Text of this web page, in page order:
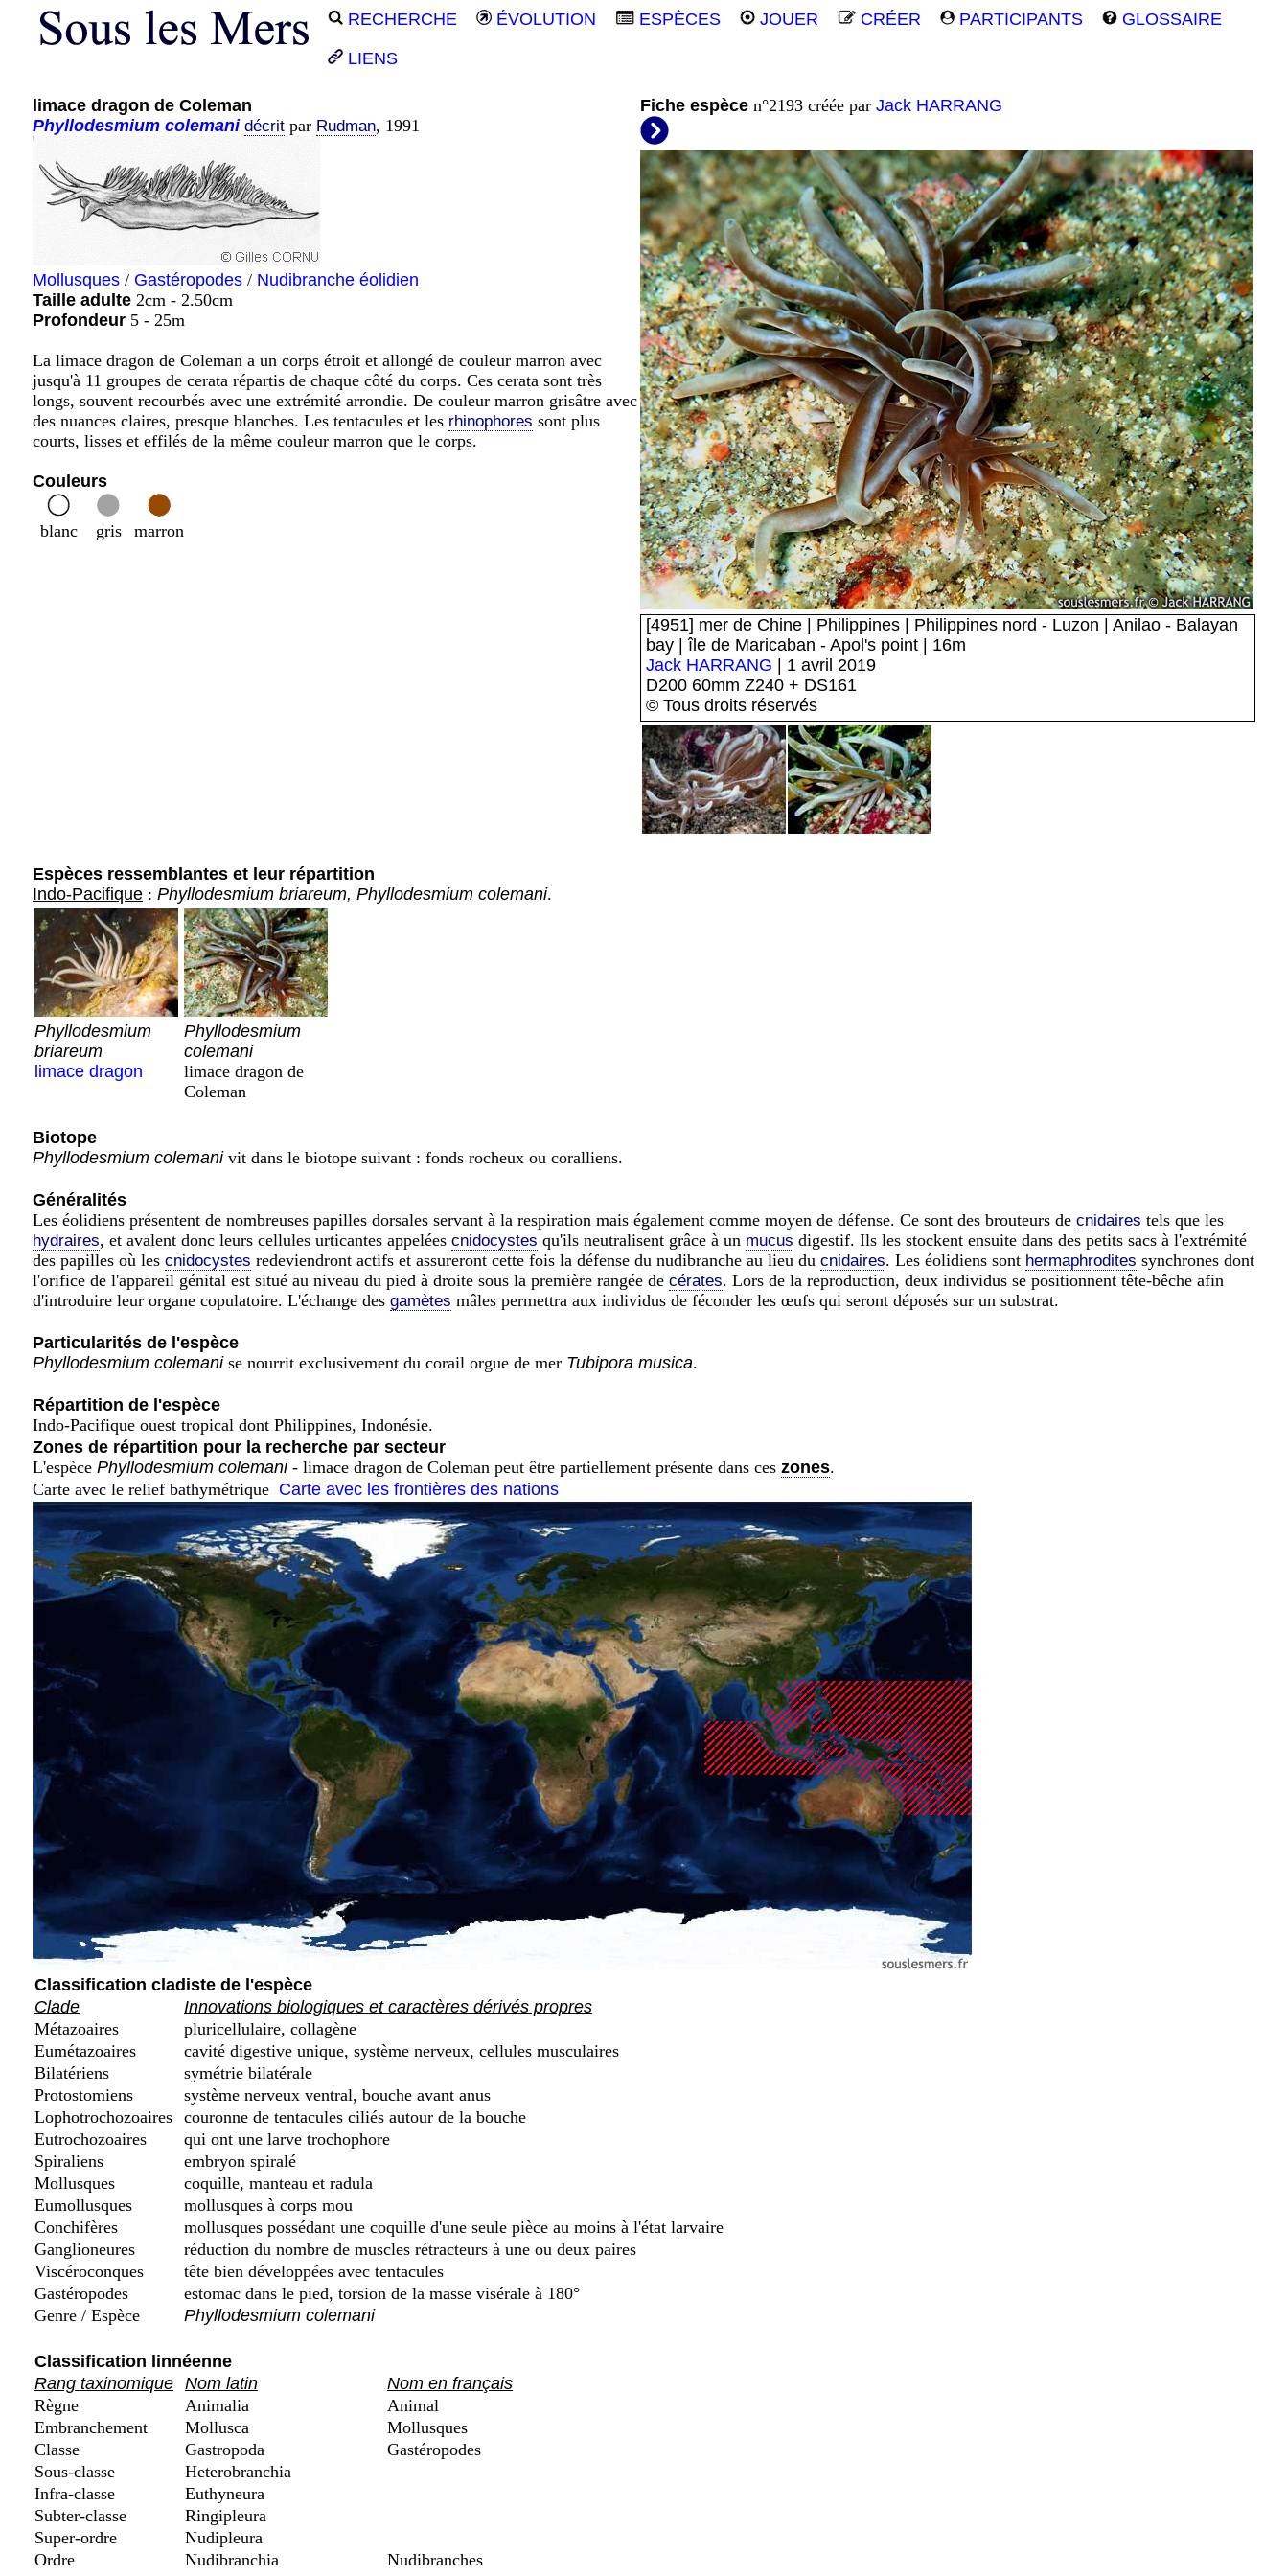
RECHERCHE ÉVOLUTION ESPÈCES JOUER CRÉER PARTICIPANTS GLOSSAIRE
LIENS
limace dragon de Coleman
Phyllodesmium colemani décrit par Rudman, 1991
Mollusques / Gastéropodes / Nudibranche éolidien
Taille adulte 2cm - 2.50cm
Profondeur 5 - 25m
La limace dragon de Coleman a un corps étroit et allongé de couleur marron avec
jusqu'à 11 groupes de cerata répartis de chaque côté du corps. Ces cerata sont très
longs, souvent recourbés avec une extrémité arrondie. De couleur marron grisâtre avec
des nuances claires, presque blanches. Les tentacules et les rhinophores sont plus
courts, lisses et effilés de la même couleur marron que le corps.
Couleurs
blanc gris marron
Fiche espèce n°2193 créée par Jack HARRANG
[4951] mer de Chine | Philippines | Philippines nord - Luzon | Anilao - Balayan
bay | île de Maricaban - Apol's point | 16m
Jack HARRANG | 1 avril 2019
D200 60mm Z240 + DS161
© Tous droits réservés
Espèces ressemblantes et leur répartition
Indo-Pacifique : Phyllodesmium briareum, Phyllodesmium colemani.
Phyllodesmium
briareum
limace dragon
Phyllodesmium
colemani
limace dragon de
Coleman
Biotope
Phyllodesmium colemanivit dans le biotope suivant : fonds rocheux ou coralliens.
Généralités
Les éolidiens présentent de nombreuses papilles dorsales servant à la respiration mais également comme moyen de défense. Ce sont des brouteurs de cnidaires tels que les
hydraires, et avalent donc leurs cellules urticantes appelées cnidocystes qu'ils neutralisent grâce à un mucus digestif. Ils les stockent ensuite dans des petits sacs à l'extrémité
des papilles où les cnidocystes redeviendront actifs et assureront cette fois la défense du nudibranche au lieu du cnidaires. Les éolidiens sont hermaphrodites synchrones dont
l'orifice de l'appareil génital est situé au niveau du pied à droite sous la première rangée de cérates. Lors de la reproduction, deux individus se positionnent tête-bêche afin
d'introduire leur organe copulatoire. L'échange des gamètes mâles permettra aux individus de féconder les œufs qui seront déposés sur un substrat.
Particularités de l'espèce
Phyllodesmium colemanise nourrit exclusivement du corail orgue de mer Tubipora musica.
Répartition de l'espèce
Indo-Pacifique ouest tropical dont Philippines, Indonésie.
Zones de répartition pour la recherche par secteur
L'espèce Phyllodesmium colemani- limace dragon de Coleman peut être partiellement présente dans ces zones.
Carte avec le relief bathymétrique Carte avec les frontières des nations
Classification cladiste de l'espèce
Clade
Innovations biologiques et caractères dérivés propres
Métazoaires
pluricellulaire, collagène
Eumétazoaires
cavité digestive unique, système nerveux, cellules musculaires
Bilatériens
symétrie bilatérale
Protostomiens
système nerveux ventral, bouche avant anus
Lophotrochozoaires couronne de tentacules ciliés autour de la bouche
Eutrochozoaires
qui ont une larve trochophore
Spiraliens
embryon spiralé
Mollusques
coquille, manteau et radula
Eumollusques
mollusques à corps mou
Conchifères
mollusques possédant une coquille d'une seule pièce au moins à l'état larvaire
Ganglioneures
réduction du nombre de muscles rétracteurs à une ou deux paires
Viscéroconques
tête bien développées avec tentacules
Gastéropodes
estomac dans le pied, torsion de la masse visérale à 180°
Genre / Espèce
Phyllodesmium colemani
Classification linnéenne
Rang taxinomique Nom latin
Nom en français
Règne
Animalia
Animal
Embranchement
Mollusca
Mollusques
Classe
Gastropoda
Gastéropodes
Sous-classe
Heterobranchia
Infra-classe
Euthyneura
Subter-classe
Ringipleura
Super-ordre
Nudipleura
Ordre
Nudibranchia
Nudibranches